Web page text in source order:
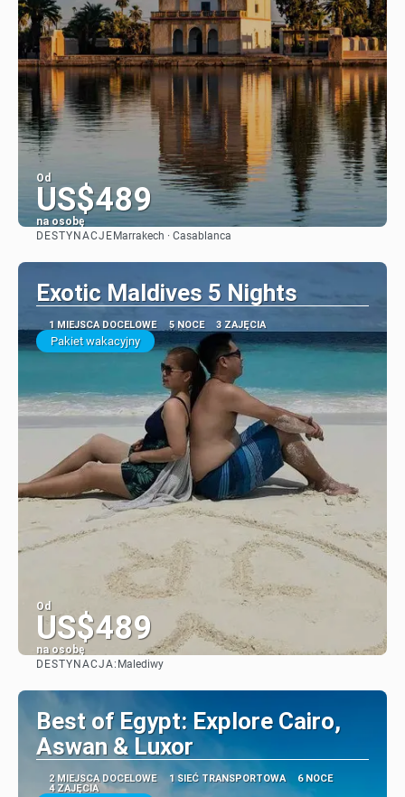
Od
US$489
na osobę
DESTYNACJE Marrakech · Casablanca
Exotic Maldives 5 Nights
1 MIEJSCA DOCELOWE 5 NOCE 3 ZAJĘCIA
Pakiet wakacyjny
Od
US$489
na osobę
DESTYNACJA: Malediwy
Best of Egypt: Explore Cairo,
Aswan & Luxor
2 MIEJSCA DOCELOWE 1 SIEĆ TRANSPORTOWA
6 NOCE
4 ZAJĘCIA